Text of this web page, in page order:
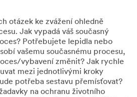
otázek ke zvážení ohledně
Jak vypadá váš současný
Potřebujete lepidla nebo
vašemu současnému procesu,
vybavení změnit? Jak rychle
mezi jednotlivými kroky
potřeba sestavu přemísťovat?
na ochranu životního